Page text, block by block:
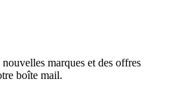
marques et des offres
boîte mail.